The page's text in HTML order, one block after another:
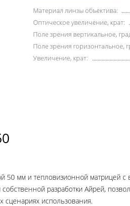
Материал линзы объектива:
Оптическое увеличение, крат:
Поле зрения вертикальное,
Поле зрения горизонтальное,
Увеличение, крат:
50 мм и тепловизионной матрицей
разработки Айрей,
сценариях использования.